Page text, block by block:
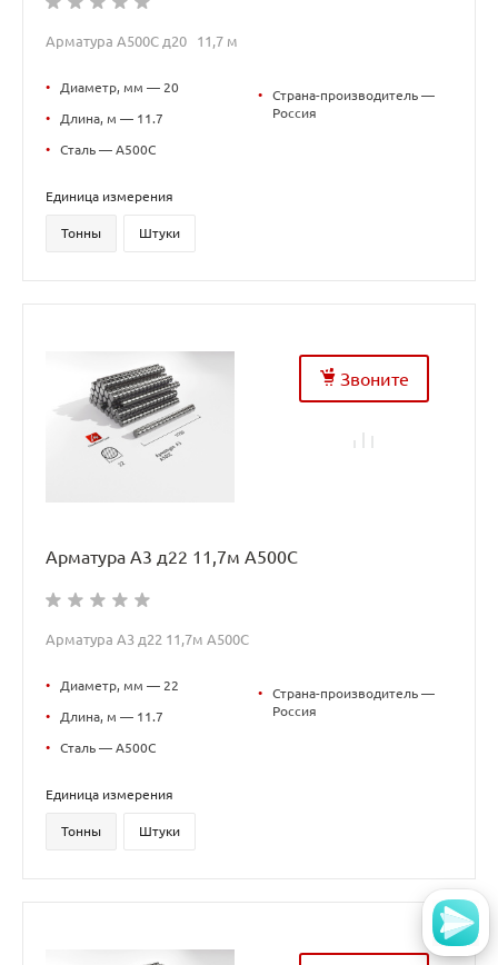
Арматура А500С д20 11,7 м
• Диаметр, мм — 20
• Длина, м — 11.7
• Сталь — А500С
•
Страна-производитель —
Россия
Единица измерения
Тонны Штуки
Звоните
Арматура А3 д22 11,7м А500С
Арматура А3 д22 11,7м А500С
• Диаметр, мм — 22
• Длина, м — 11.7
• Сталь — А500С
•
Страна-производитель —
Россия
Единица измерения
Тонны Штуки